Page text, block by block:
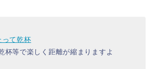
って乾杯
杯等で楽しく距離が縮まりますよ